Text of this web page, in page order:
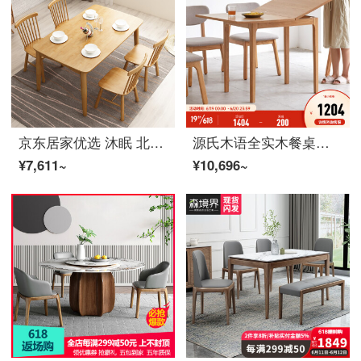
京东居家优选 沐眠 北欧实木餐桌椅组合 家用小户型长方形吃饭テーブルYF-2312 1.3米单餐桌
¥7,611~
源氏木语全实木餐桌シンプル现代橡木吃饭テーブル北欧小户型餐厅桌椅组合 折叠 餐桌((600-1200)*800*755m
¥10,696~